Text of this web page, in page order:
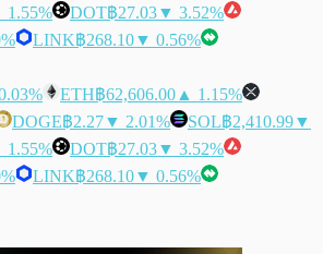
1.55% DOT฿27.03▼ 3.52%
LINK฿268.10▼ 0.56%
ETH฿62,606.00 ▲ 1.15%
DOGE฿2.27▼ 2.01% SOL฿2,410.99▼
1.55% DOT฿27.03▼ 3.52%
LINK฿268.10▼ 0.56%